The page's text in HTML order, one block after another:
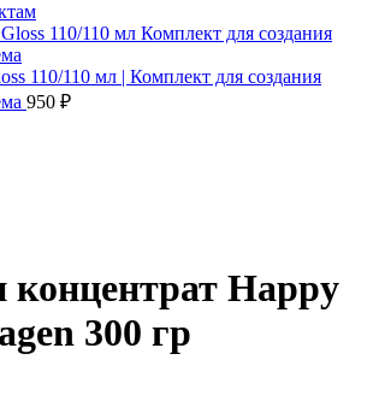
110/110 мл | Комплект для создания
950 ₽
концентрат Happy
300 гр